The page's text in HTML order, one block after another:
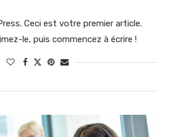
Ceci est votre premier article.
le, puis commencez à écrire !